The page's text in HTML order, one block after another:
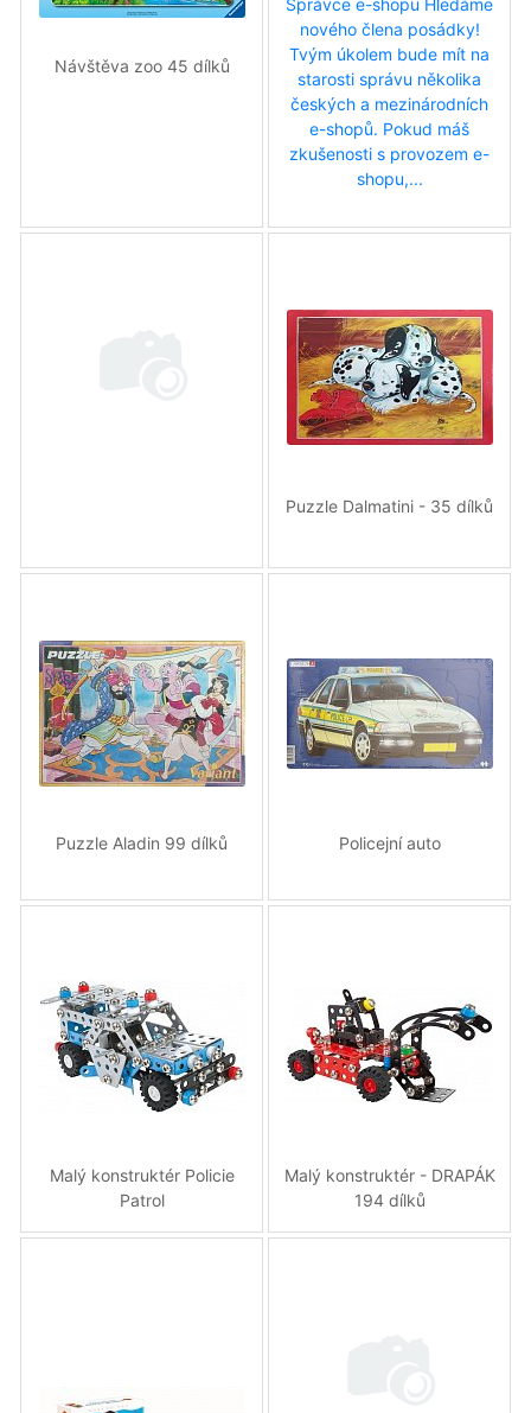
Návštěva zoo 45 dílků
Správce e-shopu Hledáme
nového člena posádky!
Tvým úkolem bude mít na
starosti správu několika
českých a mezinárodních
e-shopů. Pokud máš
zkušenosti s provozem e-
shopu,...
Puzzle Dalmatini - 35 dílků
Puzzle Aladin 99 dílků Policejní auto
Malý konstruktér Policie
Patrol
Malý konstruktér - DRAPÁK
194 dílků